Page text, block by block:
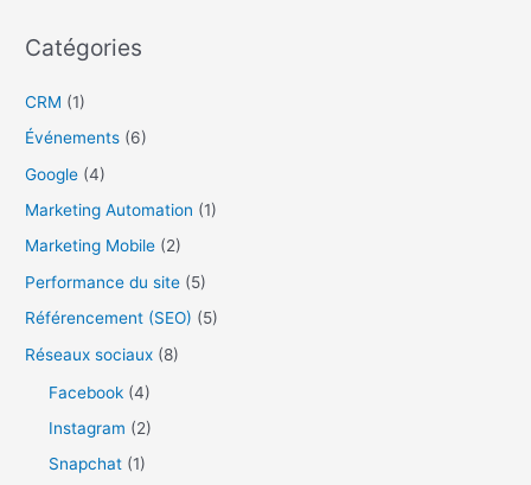
h
c
h
e
r
:
Catégories
CRM (1)
Événements (6)
Google (4)
Marketing Automation (1)
Marketing Mobile (2)
Performance du site (5)
Référencement (SEO) (5)
Réseaux sociaux (8)
Facebook (4)
Instagram (2)
Snapchat (1)